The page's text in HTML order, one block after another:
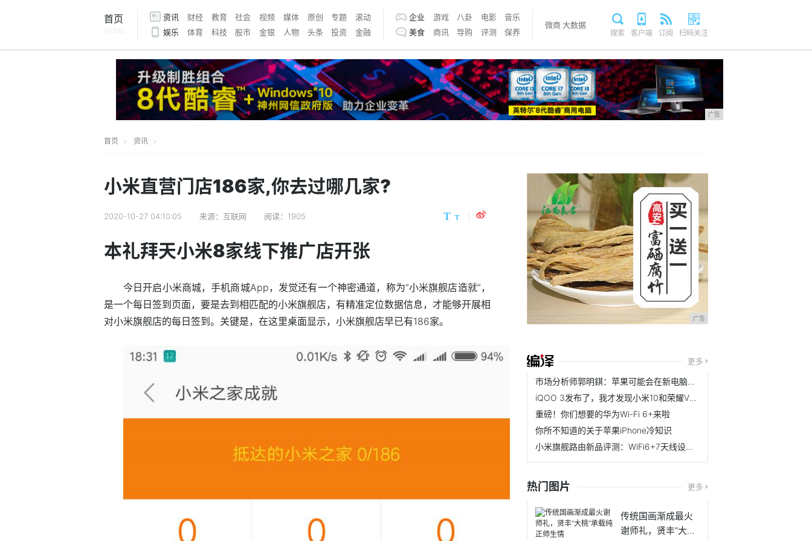
首页
HOME
资讯 财经 教育 社会 视频 媒体 原创 专题
滚动
娱乐
体育 科技 股市 金银 人物 头条 投资 金融
企业 游戏 八卦 电影
音乐
美食
商讯 导购 评测 保养
微商大数据
搜索 客户端 订阅 扫码关注
广告
首页 资讯
小米直营门店186家,你去过哪几家?
2020-10-27 04:10:05 来源：互联网 阅读：1905
本礼拜天小米8家线下推广店开张
今日开启小米商城，手机商城App，发觉还有一个神密通道，称为“小米旗舰店造就”，
是一个每日签到页面，要是去到相匹配的小米旗舰店，有精准定位数据信息，才能够开展相
对小米旗舰店的每日签到。关键是，在这里桌面显示，小米旗舰店早已有186家。
广告
更多
市场分析师郭明錤：苹果可能会在新电脑中首次放弃英特尔芯片
iQOO 3发布了，我才发现小米10和荣耀V30 PRO是真的香！
重磅！你们想要的华为Wi-Fi 6+来啦
你所不知道的关于苹果iPhone冷知识
小米旗舰路由新品评测：WiFi6+7天线设计，售价599元，豪宅无惧
热门图片 更多
传统国画渐成最火
谢师礼，贤丰“大桃”